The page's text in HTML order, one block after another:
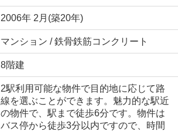
2006年 2月(築20年)
マンション / 鉄骨鉄筋コンクリート
8階建
2駅利用可能な物件で目的地に応じて路
線を選ぶことができます。魅力的な駅近
の物件で、駅まで徒歩6分です。物件は
バス停から徒歩3分以内ですので、時間